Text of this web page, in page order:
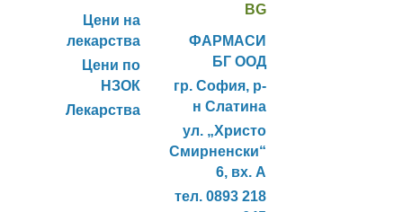
Цени на
лекарства
Цени по
НЗОК
Лекарства
BG
ФАРМАСИ
БГ ООД
гр. София, р-
н Слатина
ул. „Христо
Смирненски“
6, вх. А
тел. 0893 218